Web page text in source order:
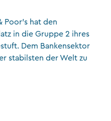
Poor’s hat den
in die Gruppe 2 ihres
Dem Bankensektor
stabilsten der Welt zu